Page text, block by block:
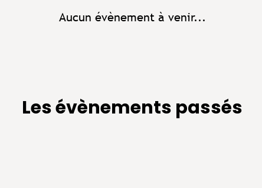
Aucun évènement à venir...
Les évènements passés